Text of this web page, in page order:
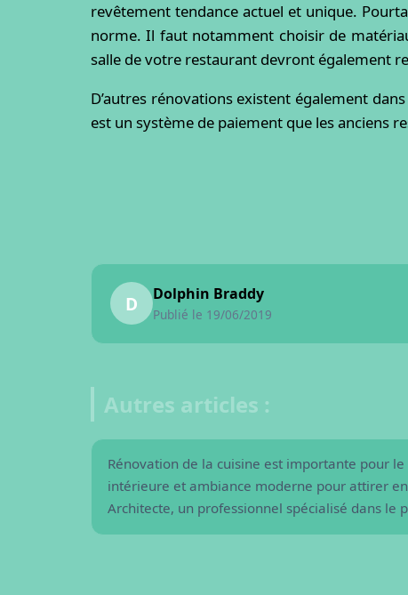
revêtement tendance actuel et unique.
norme. Il faut notamment choisir de
salle de votre restaurant devront également
D’autres rénovations existent également
est un système de paiement que les anciens
D Dolphin Braddy
Publié le 19/06/2019
Autres articles :
Comment rénover votre restaurant ?
Rénovation de la cuisine est importante pour
intérieure et ambiance moderne pour attirer
Architecte, un professionnel spécialisé dans le